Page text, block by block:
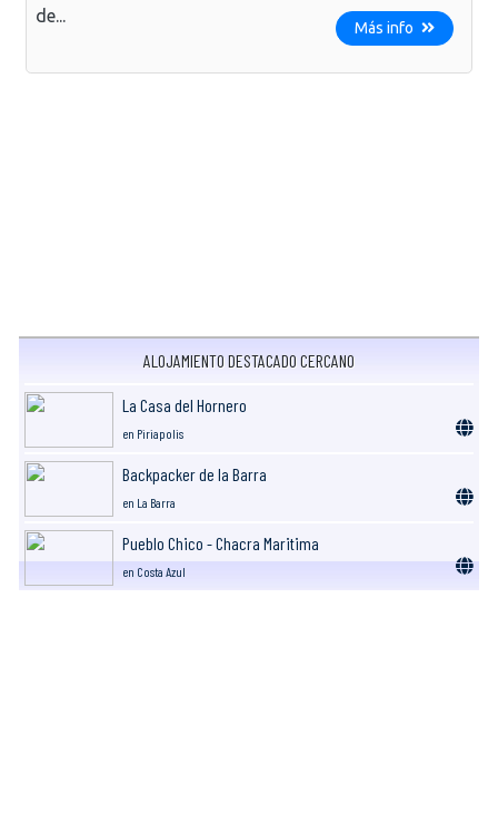
de...
Más info
ALOJAMIENTO DESTACADO CERCANO
La Casa del Hornero
en Piriapolis
Backpacker de la Barra
en La Barra
Pueblo Chico - Chacra Maritima
en Costa Azul